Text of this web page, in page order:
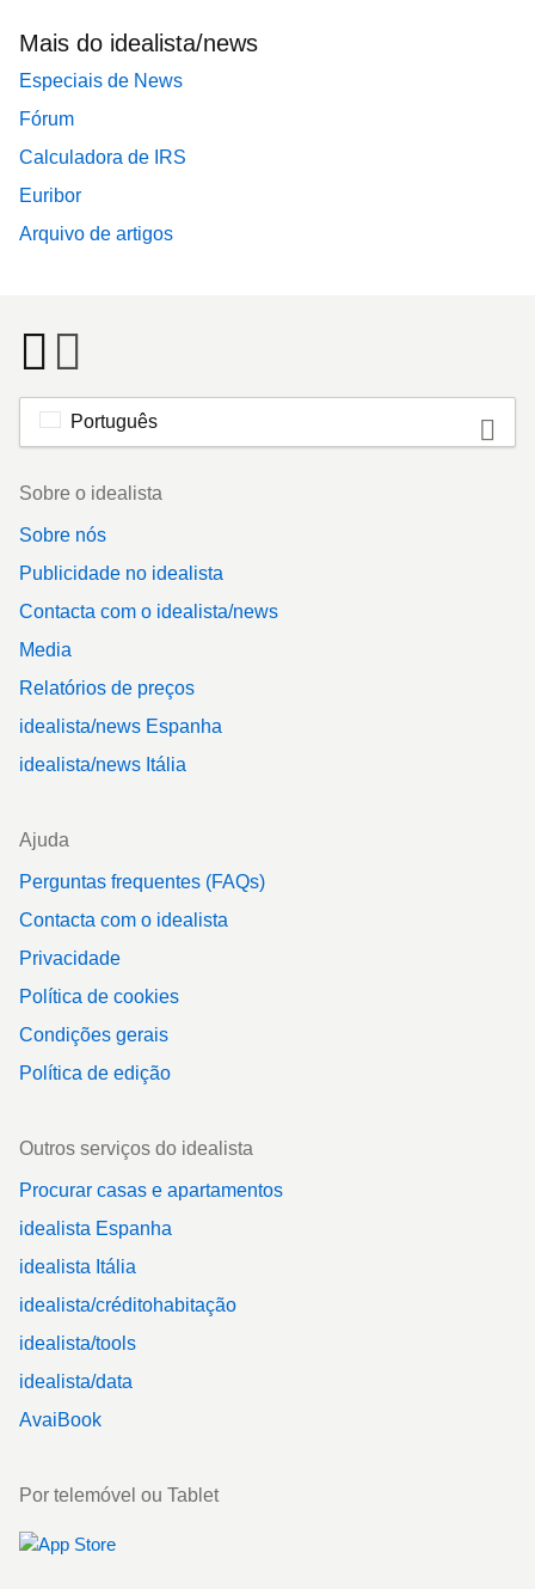
Mais do idealista/news
Especiais de News
Fórum
Calculadora de IRS
Euribor
Arquivo de artigos
Português
Footer
Sobre o idealista
Sobre nós
Publicidade no idealista
Contacta com o idealista/news
Media
Relatórios de preços
idealista/news Espanha
idealista/news Itália
Ajuda
Perguntas frequentes (FAQs)
Contacta com o idealista
Privacidade
Política de cookies
Condições gerais
Política de edição
Outros serviços do idealista
Procurar casas e apartamentos
idealista Espanha
idealista Itália
idealista/créditohabitação
idealista/tools
idealista/data
AvaiBook
Por telemóvel ou Tablet